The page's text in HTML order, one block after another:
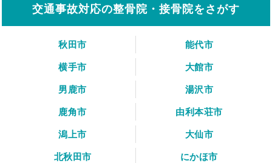
交通事故対応の整骨院・接骨院をさがす
秋田市
能代市
横手市
大館市
男鹿市
湯沢市
鹿角市
由利本荘市
潟上市
大仙市
北秋田市
にかほ市